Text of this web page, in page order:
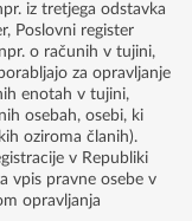
iz tretjega odstavka
Poslovni register
o računih v tujini,
za opravljanje
enotah v tujini,
osebah, osebi, ki
oziroma članih).
v Republiki
vpis pravne osebe v
opravljanja